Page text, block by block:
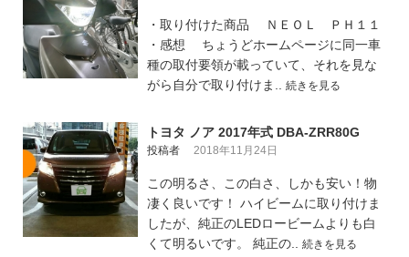
・取り付けた商品 ＮＥＯＬ ＰＨ１１
・感想 ちょうどホームページに同一車
種の取付要領が載っていて、それを見な
がら自分で取り付けま.. 続きを見る
トヨタ ノア 2017年式 DBA-ZRR80G
投稿者 2018年11月24日
この明るさ、この白さ、しかも安い！物
凄く良いです！ ハイビームに取り付けま
したが、純正のLEDロービームよりも白
くて明るいです。 純正の.. 続きを見る